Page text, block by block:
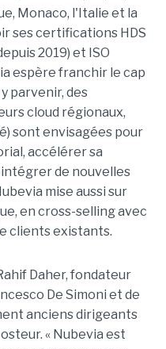
Monaco, l'Italie et la
ses certifications HDS
2019) et ISO
espère franchir le cap
parvenir, des
cloud régionaux,
sont envisagées pour
accélérer sa
de nouvelles
mise aussi sur
en cross-selling avec
clients existants.
Daher, fondateur
De Simoni et de
anciens dirigeants
« Nubevia est